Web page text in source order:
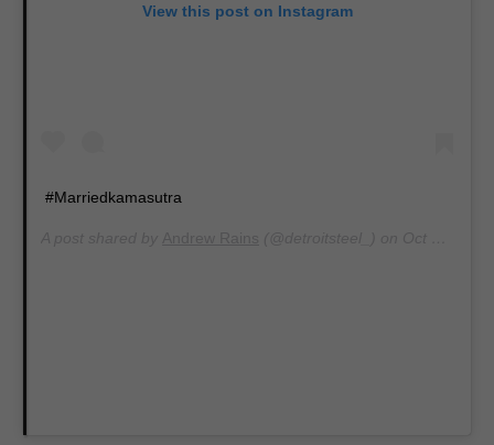
View this post on Instagram
#Marriedkamasutra